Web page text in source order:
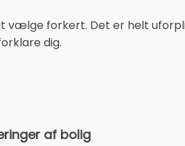
vælge forkert. Det er helt
dig.
af bolig